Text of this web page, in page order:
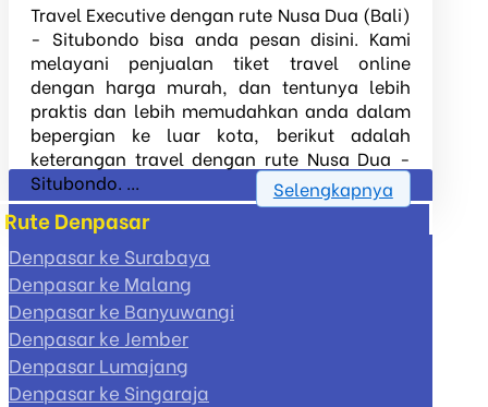
Travel Executive dengan rute Nusa Dua (Bali)
- Situbondo bisa anda pesan disini. Kami
melayani penjualan tiket travel online
dengan harga murah, dan tentunya lebih
praktis dan lebih memudahkan anda dalam
bepergian ke luar kota, berikut adalah
keterangan travel dengan rute Nusa Dua -
Situbondo. ...
Selengkapnya
Rute Denpasar
Denpasar ke Surabaya
Denpasar ke Malang
Denpasar ke Banyuwangi
Denpasar ke Jember
Denpasar Lumajang
Denpasar ke Singaraja